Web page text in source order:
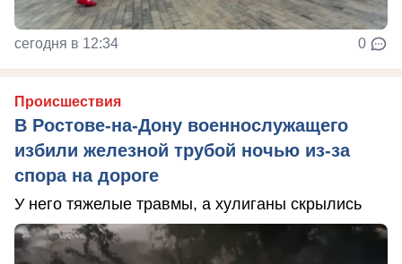
сегодня в 12:34 0
Происшествия
В Ростове-на-Дону военнослужащего
избили железной трубой ночью из-за
спора на дороге
У него тяжелые травмы, а хулиганы скрылись